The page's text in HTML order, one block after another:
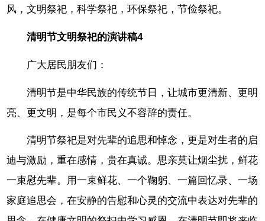
风，文明祭祀，科学祭祀，环保祭祀，节俭祭祀。
清明节文明祭祀的演讲稿4
广大居民朋友们：
清明节是中华民族的传统节日，让城市更清新、更明
亮、更文明，是每个市民义不容辞的责任。
清明节祭祀是对先辈的追思和悼念，更是对生者的启
迪与激励，重在感情，贵在真诚。思亲莫让烟尘扰，鲜花
一束慰先辈。用一束鲜花、一个鞠躬、一篇回忆录、一场
家庭追思会，在安静的告慰和心灵的交流中表达对先辈的